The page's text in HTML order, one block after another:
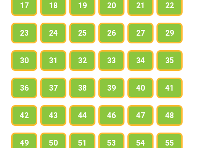
17 18 19 20 21 22
23 24 25 26 27 29
30 31 32 33 34 35
36 37 38 39 40 41
42 43 44 46 47 48
49 50 51 53 54 55